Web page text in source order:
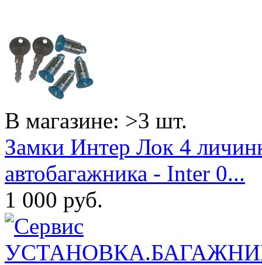
В магазине: >3 шт.
Замки Интер Лок 4
автобагажника - Inter 0...
1 000 руб.